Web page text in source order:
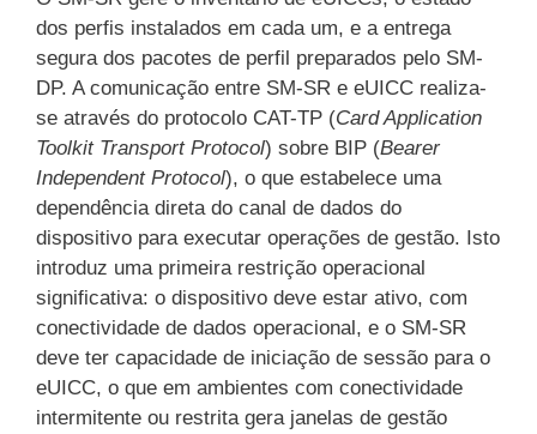
dos perfis instalados em cada um, e a entrega
segura dos pacotes de perfil preparados pelo SM-
DP. A comunicação entre SM-SR e eUICC realiza-
se através do protocolo CAT-TP (Card Application
Toolkit Transport Protocol) sobre BIP (Bearer
Independent Protocol), o que estabelece uma
dependência direta do canal de dados do
dispositivo para executar operações de gestão. Isto
introduz uma primeira restrição operacional
significativa: o dispositivo deve estar ativo, com
conectividade de dados operacional, e o SM-SR
deve ter capacidade de iniciação de sessão para o
eUICC, o que em ambientes com conectividade
intermitente ou restrita gera janelas de gestão